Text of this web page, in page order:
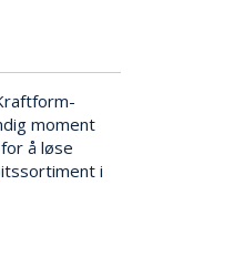
moment
å løse
i